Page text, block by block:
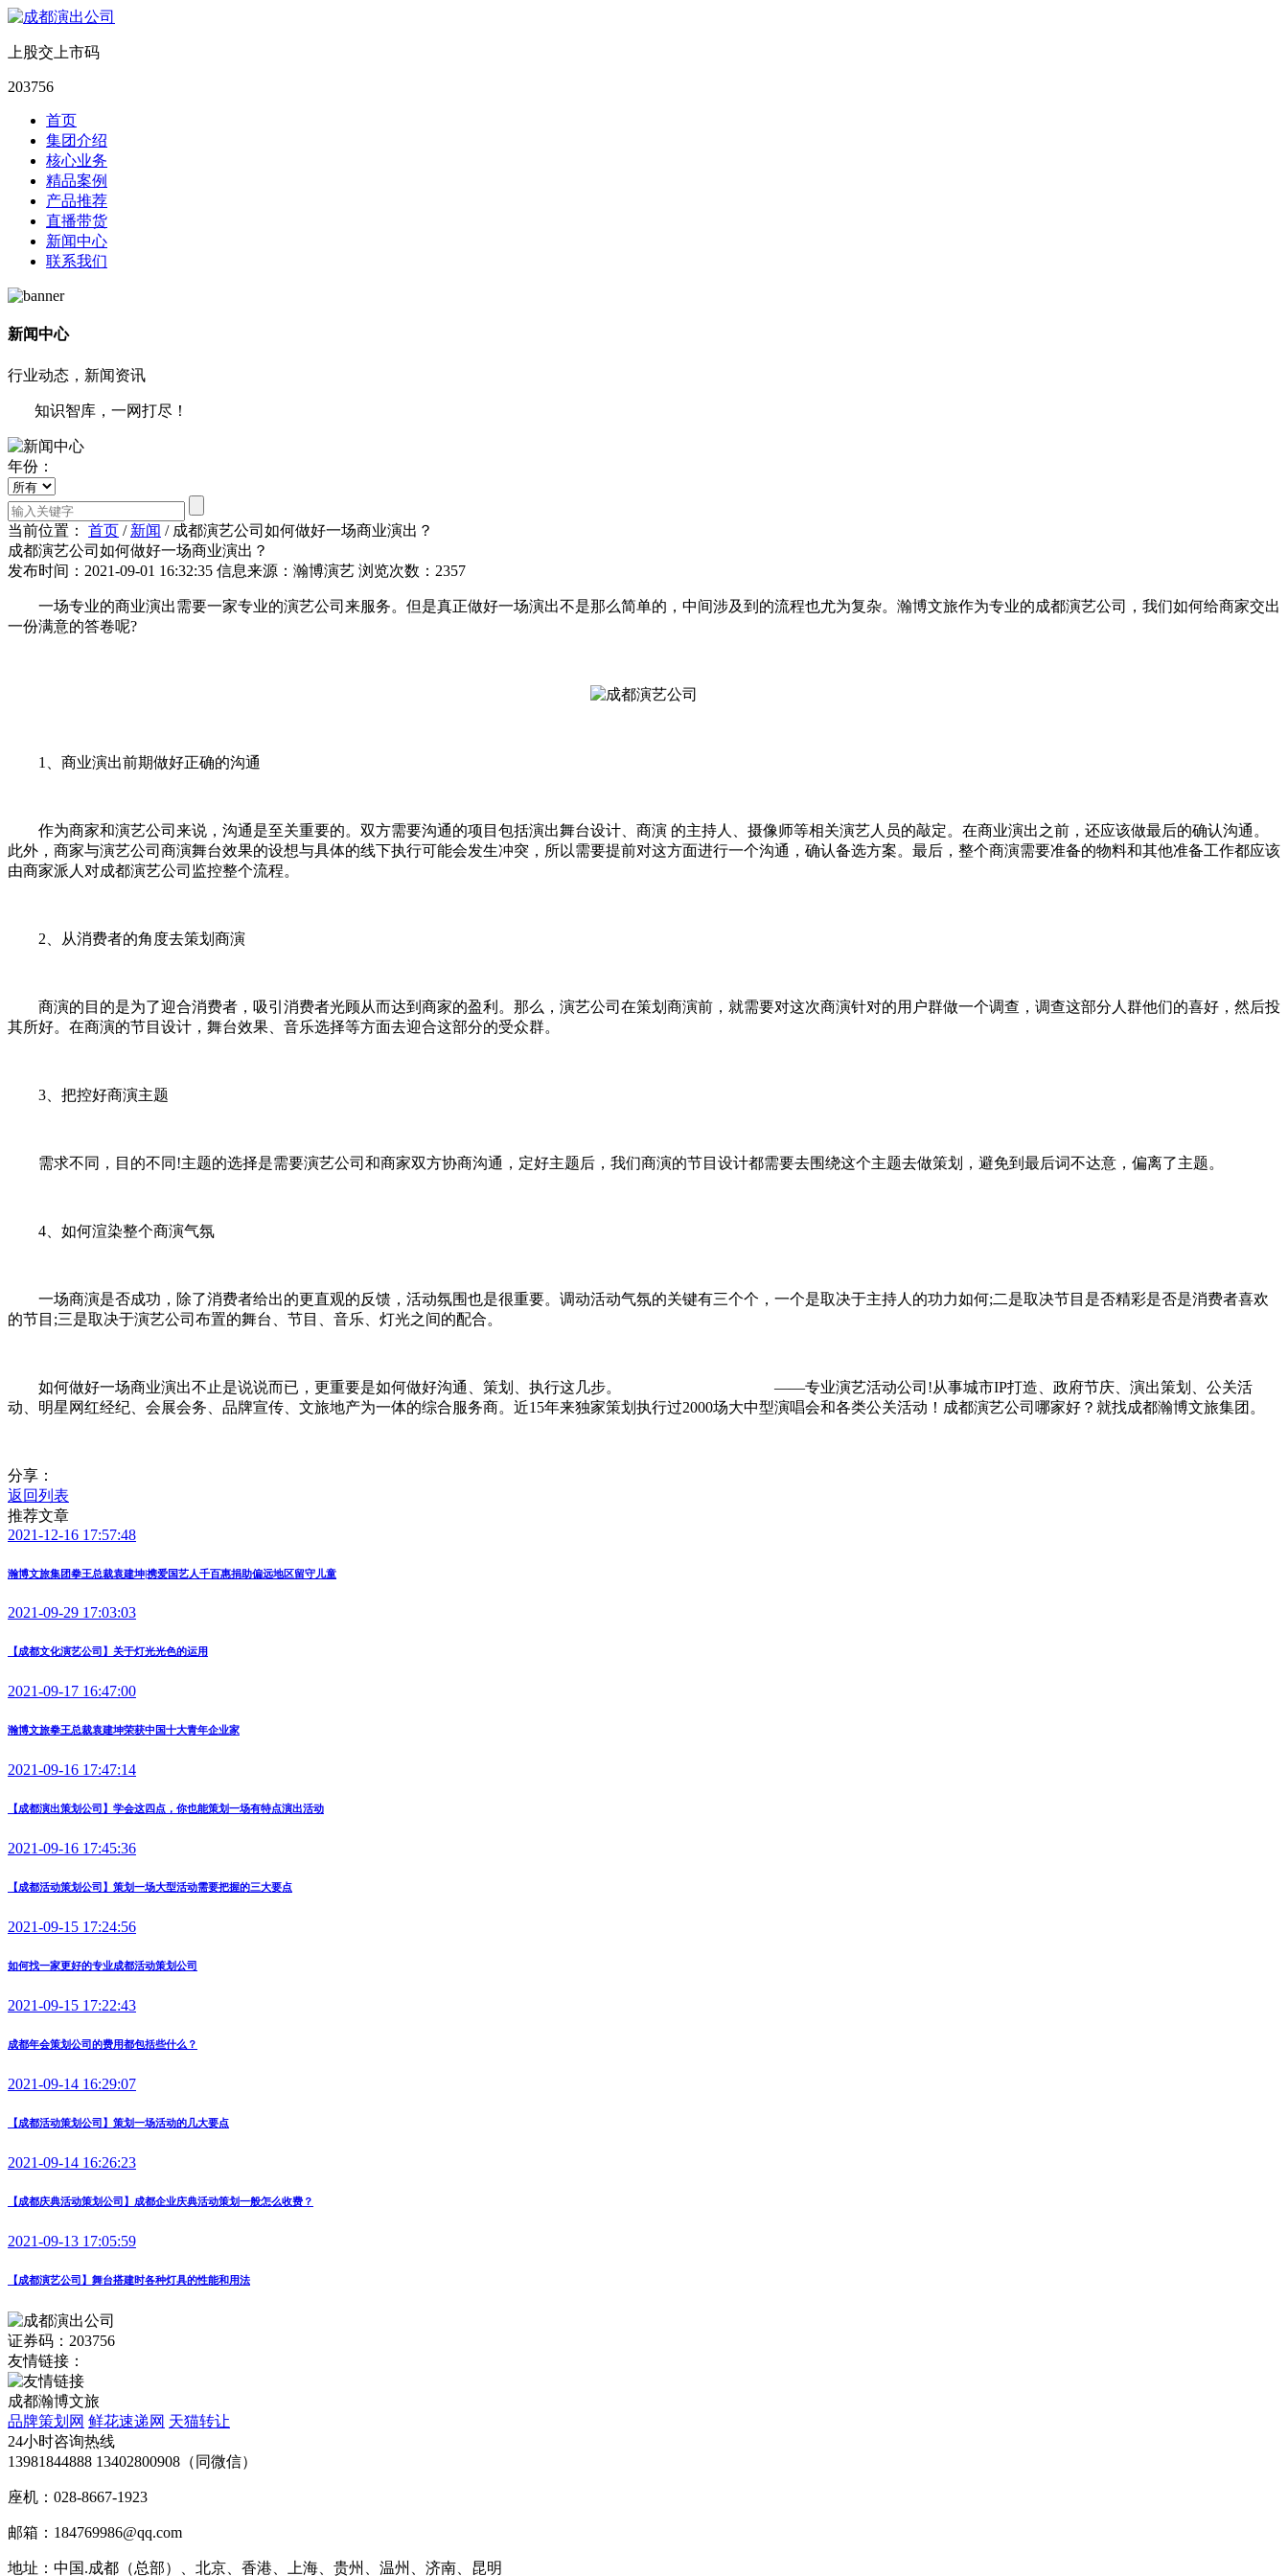
上股交上市码
203756
首页
集团介绍
核心业务
精品案例
产品推荐
直播带货
新闻中心
联系我们
新闻中心
行业动态，新闻资讯
知识智库，一网打尽！
年份：
当前位置： 首页 / 新闻 / 成都演艺公司如何做好一场商业演出？
成都演艺公司如何做好一场商业演出？
发布时间：2021-09-01 16:32:35 信息来源：瀚博演艺 浏览次数：2357
一场专业的商业演出需要一家专业的演艺公司来服务。但是真正做好一场演出不是那么简单的，中间涉及到的流程也尤为复杂。瀚博文旅作为专业的成都演艺公司，我们如何给商家交出
一份满意的答卷呢?
1、商业演出前期做好正确的沟通
作为商家和演艺公司来说，沟通是至关重要的。双方需要沟通的项目包括演出舞台设计、商演 的主持人、摄像师等相关演艺人员的敲定。在商业演出之前，还应该做最后的确认沟通。
此外，商家与演艺公司商演舞台效果的设想与具体的线下执行可能会发生冲突，所以需要提前对这方面进行一个沟通，确认备选方案。最后，整个商演需要准备的物料和其他准备工作都应该
由商家派人对成都演艺公司监控整个流程。
2、从消费者的角度去策划商演
商演的目的是为了迎合消费者，吸引消费者光顾从而达到商家的盈利。那么，演艺公司在策划商演前，就需要对这次商演针对的用户群做一个调查，调查这部分人群他们的喜好，然后投
其所好。在商演的节目设计，舞台效果、音乐选择等方面去迎合这部分的受众群。
3、把控好商演主题
需求不同，目的不同!主题的选择是需要演艺公司和商家双方协商沟通，定好主题后，我们商演的节目设计都需要去围绕这个主题去做策划，避免到最后词不达意，偏离了主题。
4、如何渲染整个商演气氛
一场商演是否成功，除了消费者给出的更直观的反馈，活动氛围也是很重要。调动活动气氛的关键有三个个，一个是取决于主持人的功力如何;二是取决节目是否精彩是否是消费者喜欢
的节目;三是取决于演艺公司布置的舞台、节目、音乐、灯光之间的配合。
如何做好一场商业演出不止是说说而已，更重要是如何做好沟通、策划、执行这几步。
——专业演艺活动公司!从事城市IP打造、政府节庆、演出策划、公关活
动、明星网红经纪、会展会务、品牌宣传、文旅地产为一体的综合服务商。近15年来独家策划执行过2000场大中型演唱会和各类公关活动！成都演艺公司哪家好？就找成都瀚博文旅集团。
分享：
返回列表
推荐文章
2021-12-16 17:57:48
瀚博文旅集团拳王总裁袁建坤|携爱国艺人千百惠捐助偏远地区留守儿童
2021-09-29 17:03:03
【成都文化演艺公司】关于灯光光色的运用
2021-09-17 16:47:00
瀚博文旅拳王总裁袁建坤荣获中国十大青年企业家
2021-09-16 17:47:14
【成都演出策划公司】学会这四点，你也能策划一场有特点演出活动
2021-09-16 17:45:36
【成都活动策划公司】策划一场大型活动需要把握的三大要点
2021-09-15 17:24:56
如何找一家更好的专业成都活动策划公司
2021-09-15 17:22:43
成都年会策划公司的费用都包括些什么？
2021-09-14 16:29:07
【成都活动策划公司】策划一场活动的几大要点
2021-09-14 16:26:23
【成都庆典活动策划公司】成都企业庆典活动策划一般怎么收费？
2021-09-13 17:05:59
【成都演艺公司】舞台搭建时各种灯具的性能和用法
证券码：203756
友情链接：
成都瀚博文旅
品牌策划网 鲜花速递网 天猫转让
24小时咨询热线
13981844888 13402800908（同微信）
座机：028-8667-1923
邮箱：184769986@qq.com
地址：中国.成都（总部）、北京、香港、上海、贵州、温州、济南、昆明